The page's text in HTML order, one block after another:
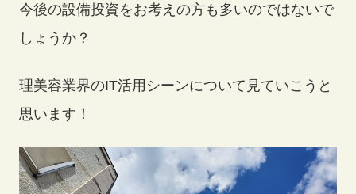
今後の設備投資をお考えの方も多いのではないで
しょうか？
理美容業界のIT活用シーンについて見ていこうと
思います！